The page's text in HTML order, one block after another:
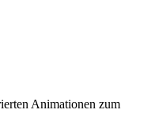
Animationen zum